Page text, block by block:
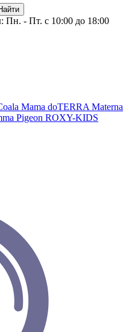
Пн. - Пт. с 10:00 до 18:00
Mama doTERRA Materna
Pigeon ROXY-KIDS